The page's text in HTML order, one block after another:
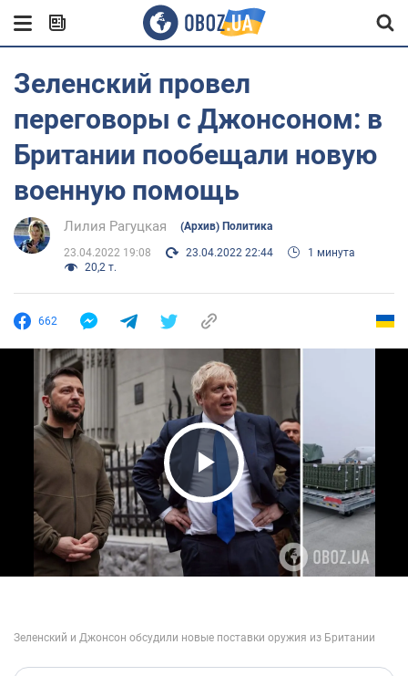
Зеленский провел
переговоры с Джонсоном: в
Британии пообещали новую
военную помощь
Лилия Рагуцкая (Архив) Политика
23.04.2022 19:08 23.04.2022 22:44
1 минута
20,2 т.
662
Play Video